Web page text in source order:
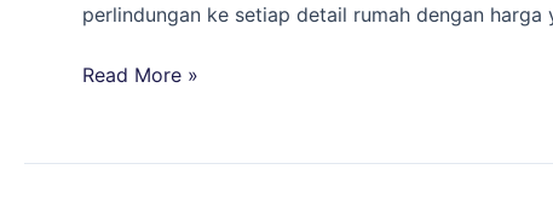
perlindungan ke setiap detail rumah dengan
dan
Besi
Anda
Read More »